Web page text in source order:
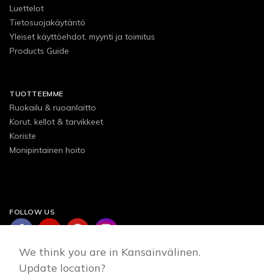
Luettelot
Tietosuojakäytäntö
Yleiset käyttöehdot, myynti ja toimitus
Products Guide
TUOTTEEMME
Ruokailu & ruoanlaitto
Korut, kellot & tarvikkeet
Koriste
Monipintainen hoito
FOLLOW US
We think you are in Kansainvälinen.
Update location?